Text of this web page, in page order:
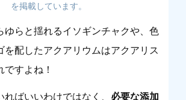
を掲載しています。
ゆらと揺れるイソギンチャクや、色
を配したアクアリウムはアクアリス
ですよね！
ればいいわけではなく、 必要な添加